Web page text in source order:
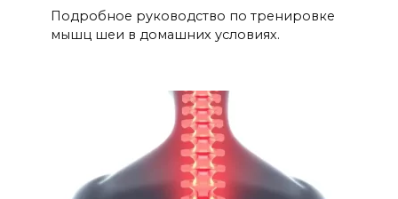
Подробное руководство по тренировке
мышц шеи в домашних условиях.